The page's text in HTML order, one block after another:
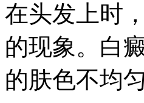
在头发上时
的现象。白
的肤色不均